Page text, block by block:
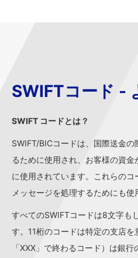
SWIFTコード -
SWIFT コードとは？
SWIFT/BICコードは、国際送金
るために使用され、お客様の資
に使用されています。これらの
メッセージを処理するためにも使
すべてのSWIFTコードは8文字も
す。11桁のコードは特定の支店
「XXX」で終わるコード）は銀行